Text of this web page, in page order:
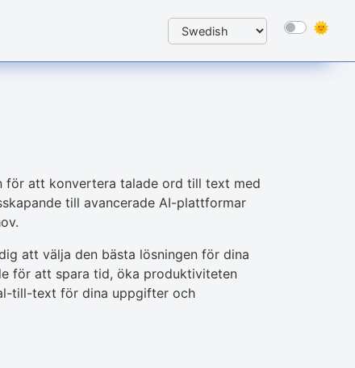
för att konvertera talade ord till text med
till avancerade AI-plattformar
att välja den bästa lösningen för dina
för att spara tid, öka produktiviteten
till-text för dina uppgifter och